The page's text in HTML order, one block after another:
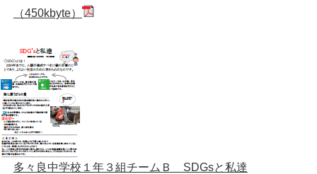
（450kbyte）
多々良中学校１年３組チームＢ SDGsと私達